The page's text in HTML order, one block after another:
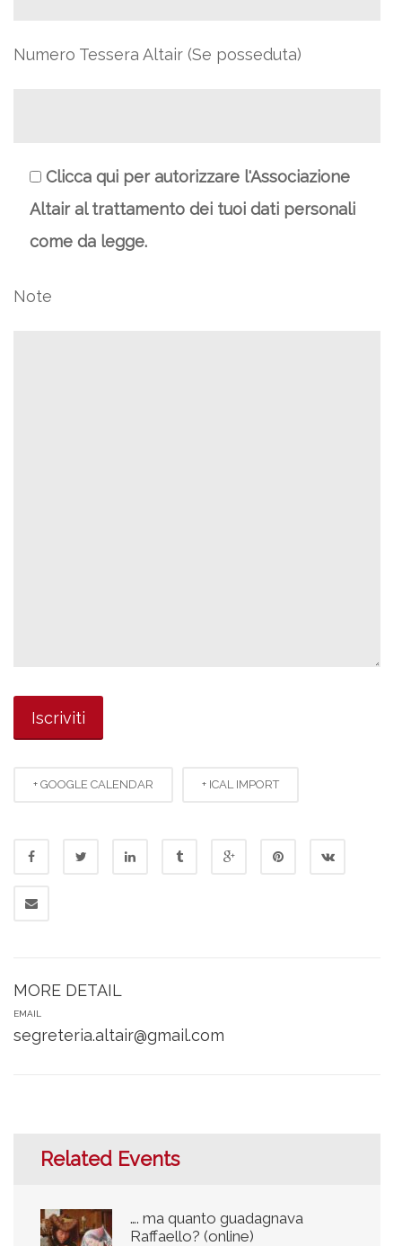
Numero Tessera Altair (Se posseduta)
Clicca qui per autorizzare l'Associazione
Altair al trattamento dei tuoi dati personali
come da legge.
Note
+ GOOGLE CALENDAR + ICAL IMPORT
MORE DETAIL
EMAIL
segreteria.altair@gmail.com
Related Events
…. ma quanto guadagnava
Raffaello? (online)